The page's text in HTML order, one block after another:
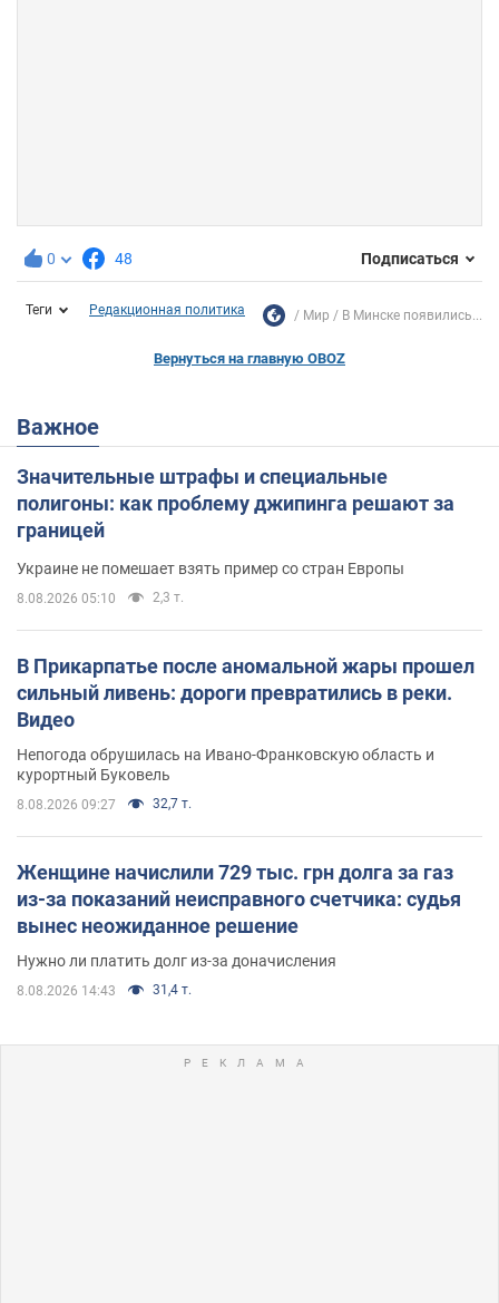
0 48 Подписаться
Теги Редакционная политика Мир В Минске появились...
Вернуться на главную OBOZ
Важное
Значительные штрафы и специальные
полигоны: как проблему джипинга решают за
границей
Украине не помешает взять пример со стран Европы
8.08.2026 05:10 2,3 т.
В Прикарпатье после аномальной жары прошел
сильный ливень: дороги превратились в реки.
Видео
Непогода обрушилась на Ивано-Франковскую область и
курортный Буковель
8.08.2026 09:27 32,7 т.
Женщине начислили 729 тыс. грн долга за газ
из-за показаний неисправного счетчика: судья
вынес неожиданное решение
Нужно ли платить долг из-за доначисления
8.08.2026 14:43 31,4 т.